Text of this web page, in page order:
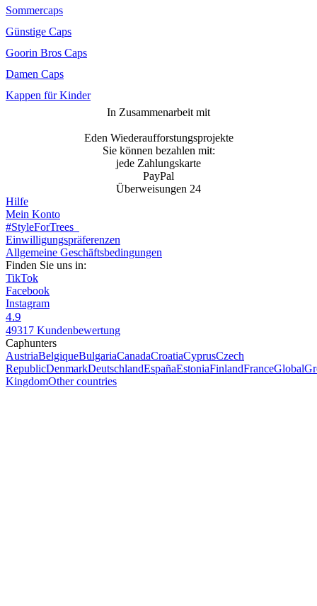
Sommercaps
Günstige Caps
Goorin Bros Caps
Damen Caps
Kappen für Kinder
In Zusammenarbeit mit
Eden Wiederaufforstungsprojekte
Sie können bezahlen mit:
jede Zahlungskarte
PayPal
Überweisungen 24
Hilfe
Mein Konto
#StyleForTrees
Einwilligungspräferenzen
Allgemeine Geschäftsbedingungen
Finden Sie uns in:
TikTok
Facebook
Instagram
4.9
49317 Kundenbewertung
Caphunters
AustriaBelgiqueBulgariaCanadaCroatiaCyprusCzech
RepublicDenmarkDeutschlandEspañaEstoniaFinlandFranceGlobal
KingdomOther countries